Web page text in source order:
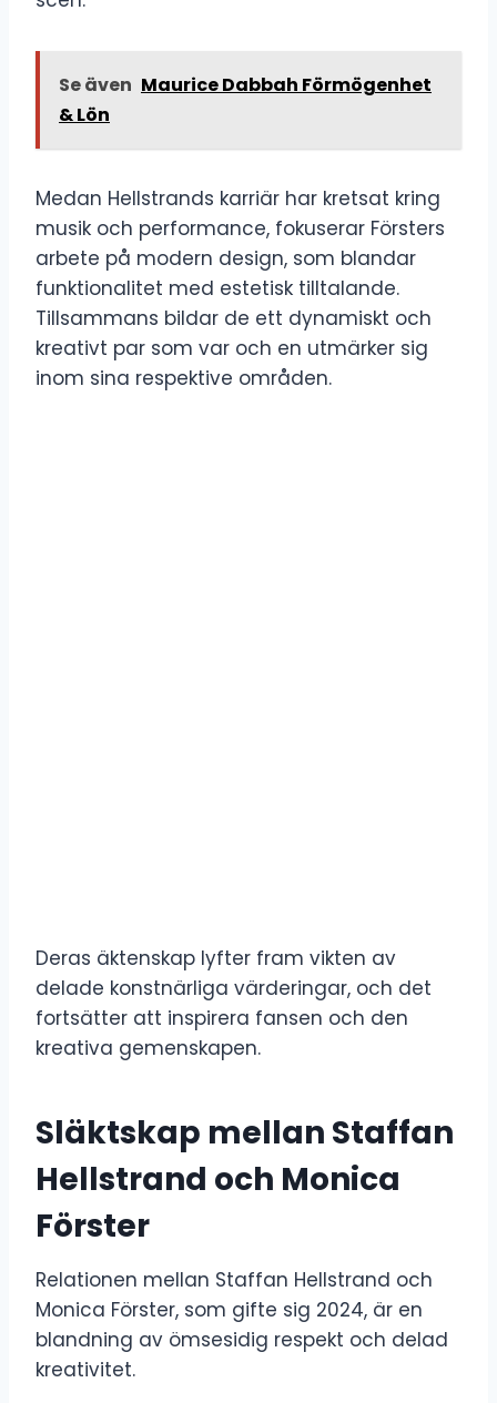
Se även Maurice Dabbah Förmögenhet
& Lön
Medan Hellstrands karriär har kretsat kring
musik och performance, fokuserar Försters
arbete på modern design, som blandar
funktionalitet med estetisk tilltalande.
Tillsammans bildar de ett dynamiskt och
kreativt par som var och en utmärker sig
inom sina respektive områden.
Deras äktenskap lyfter fram vikten av
delade konstnärliga värderingar, och det
fortsätter att inspirera fansen och den
kreativa gemenskapen.
Släktskap mellan Staffan
Hellstrand och Monica
Förster
Relationen mellan Staffan Hellstrand och
Monica Förster, som gifte sig 2024, är en
blandning av ömsesidig respekt och delad
kreativitet.